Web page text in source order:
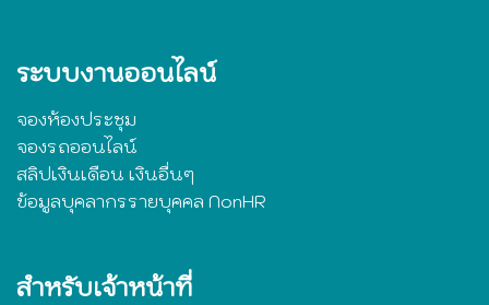
ระบบงานออนไลน์
จองห้องประชุม
จองรถออนไลน์
สลิปเงินเดือน เงินอื่นๆ
ข้อมูลบุคลากรรายบุคคล NonHR
สำหรับเจ้าหน้าที่